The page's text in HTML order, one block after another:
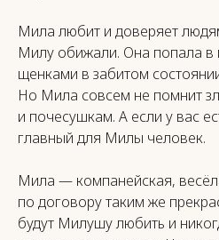
Мила любит и доверяет
Милу обижали. Она попала в
щенками в забитом
Но Мила совсем не помнит
и почесушкам. А если у вас
главный для Милы человек.
Мила — компанейская,
по договору таким же
будут Милушу любить и